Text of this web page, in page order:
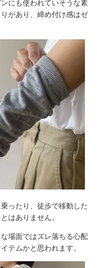
にも使われていそうな素
があり、締め付け感はゼ
ったり、徒歩で移動した
はありません。
場面ではズレ落ちる心配
テムかと思われます。